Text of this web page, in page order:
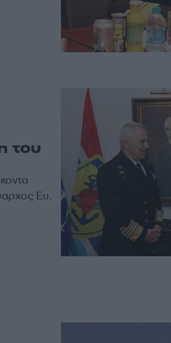
του
Ευ.